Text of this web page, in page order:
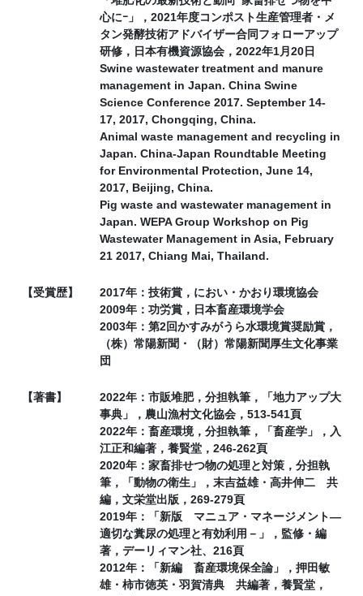
心にｰ」，2021年度コンポスト生産管理者・メ
タン発酵技術アドバイザー合同フォローアップ
研修，日本有機資源協会，2022年1月20日
Swine wastewater treatment and manure
management in Japan. China Swine
Science Conference 2017. September 14-
17, 2017, Chongqing, China.
Animal waste management and recycling in
Japan. China-Japan Roundtable Meeting
for Environmental Protection, June 14,
2017, Beijing, China.
Pig waste and wastewater management in
Japan. WEPA Group Workshop on Pig
Wastewater Management in Asia, February
21 2017, Chiang Mai, Thailand.
【受賞歴】
2017年：技術賞，におい・かおり環境協会
2009年：功労賞，日本畜産環境学会
2003年：第2回かすみがうら水環境賞奨励賞，
（株）常陽新聞・（財）常陽新聞厚生文化事業
団
【著書】
2022年：市販堆肥，分担執筆，「地力アップ大
事典」，農山漁村文化協会，513-541頁
2022年：畜産環境，分担執筆，「畜産学」，入
江正和編著，養賢堂，246-262頁
2020年：家畜排せつ物の処理と対策，分担執
筆，「動物の衛生」，末吉益雄・高井伸二 共
編，文栄堂出版，269-279頁
2019年：「新版 マニュア・マネージメント―
適切な糞尿の処理と有効利用－」，監修・編
著，デーリィマン社、216頁
2012年：「新編 畜産環境保全論」，押田敏
雄・柿市徳英・羽賀清典 共編著，養賢堂，